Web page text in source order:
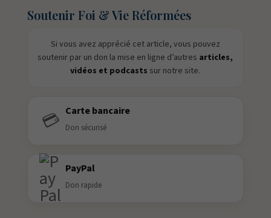
Soutenir Foi & Vie Réformées
Si vous avez apprécié cet article, vous pouvez
soutenir par un don la mise en ligne d’autres articles,
vidéos et podcasts sur notre site.
💳 Carte bancaire
Don sécurisé
PayPal
Don rapide